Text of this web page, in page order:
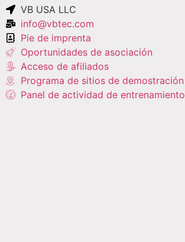
VB USA LLC
info@vbtec.com
Pie de imprenta
Oportunidades de asociación
Acceso de afiliados
Programa de sitios de demostración
Panel de actividad de entrenamiento